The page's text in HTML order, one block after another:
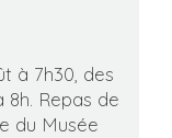
à 7h30, des
8h. Repas de
du Musée